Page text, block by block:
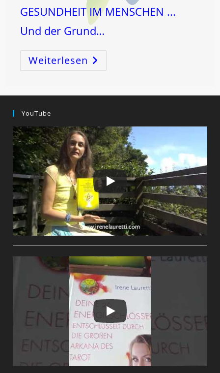
GESUNDHEIT IM MENSCHEN ...
Und der Grund…
Weiterlesen FISCHE
VOLLMOND!
YouTube